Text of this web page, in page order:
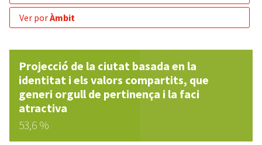
ver porÀmbit
Projecció de la ciutat basada en la
identitat i els valors compartits, que
generi orgull de pertinença i la faci
atractiva
53,6 %